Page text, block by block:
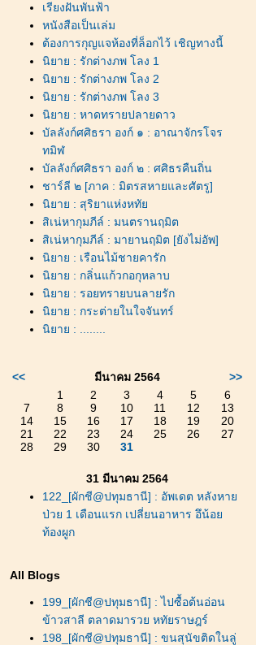
เรียงฝันพันฟ้า
หนังสือเป็นเล่ม
ต้องการกุญแจห้องที่ล็อกไว้ เชิญทางนี้
นิยาย : รักต่างภพ โลง 1
นิยาย : รักต่างภพ โลง 2
นิยาย : รักต่างภพ โลง 3
นิยาย : หาดทรายปลายดาว
บัลลังก์ศศิธรา องก์ ๑ : อาณาจักรโจร
ทมิฬ
บัลลังก์ศศิธรา องก์ ๒ : ศศิธรคืนถิ่น
ชาร์ลี ๒ [ภาค : มิตรสหายและศัตรู]
นิยาย : สุริยาแห่งหทั
สิเน่หากุมภีล์ : มนตรานฤมิต
สิเน่หากุมภีล์ : มายานฤมิต [ยังไม่อัพ]
นิยาย : เรือนไม้ชายคารัก
นิยาย : กลิ่นแก้วกอกุหลาบ
นิยาย : รอยทรายบนลายรัก
นิยาย : กระต่ายในใจจันทร์
นิยาย : ........
<< มีนาคม 2564
>>
1
2 3 4 5
6
7
8 9 10 11 12
13
14
15 16 17 18 19
20
21
22 23 24 25 26
27
28
29 30 31
31 มีนาคม 2564
122_[ผักชี@ปทุมธานี] : อัพเดต หลังหา
ป่วย 1 เดือนแรก เปลี่ยนอาหาร อึน้อ
ท้องผูก
All Blogs
199_[ผักชี@ปทุมธานี] : ไปซื้อต้นอ่อน
ข้าวสาลี ตลาดมารวย หทัยราษฎร์
198_[ผักชี@ปทุมธานี] : ขนสุนัขติดในลู่